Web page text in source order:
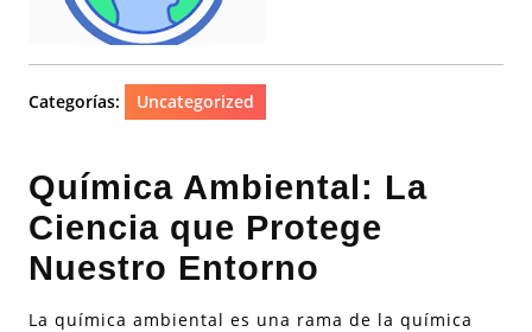
Categorías: Uncategorized
Química Ambiental: La
Ciencia que Protege
Nuestro Entorno
La química ambiental es una rama de la química